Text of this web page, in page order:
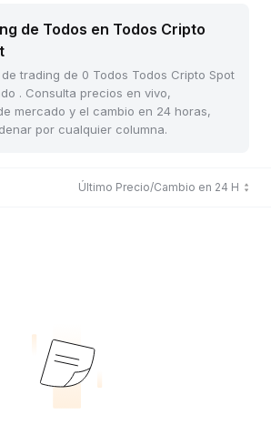
de Todos en Todos Cripto
trading de 0 Todos Todos Cripto Spot
. Consulta precios en vivo,
mercado y el cambio en 24 horas,
por cualquier columna.
Último Precio/Cambio en 24 H